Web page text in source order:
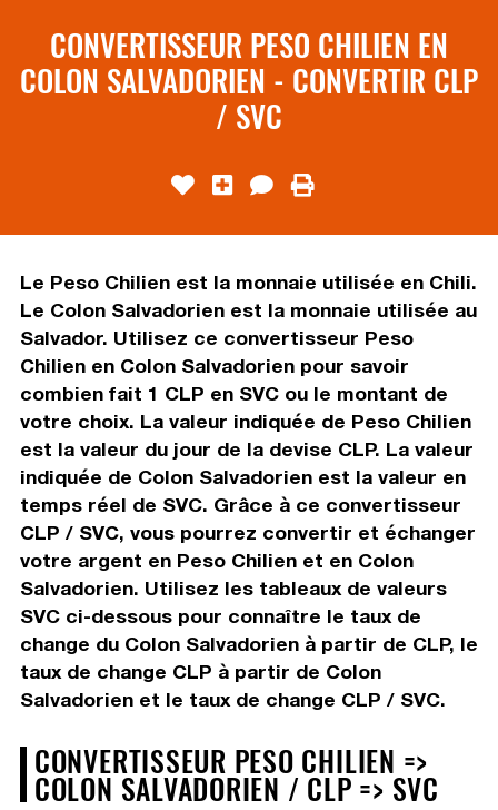
CONVERTISSEUR PESO CHILIEN EN
COLON SALVADORIEN - CONVERTIR CLP
/ SVC
Le Peso Chilien est la monnaie utilisée en Chili.
Le Colon Salvadorien est la monnaie utilisée au
Salvador. Utilisez ce convertisseur Peso
Chilien en Colon Salvadorien pour savoir
combien fait 1 CLP en SVC ou le montant de
votre choix. La valeur indiquée de Peso Chilien
est la valeur du jour de la devise CLP. La valeur
indiquée de Colon Salvadorien est la valeur en
temps réel de SVC. Grâce à ce convertisseur
CLP / SVC, vous pourrez convertir et échanger
votre argent en Peso Chilien et en Colon
Salvadorien. Utilisez les tableaux de valeurs
SVC ci-dessous pour connaître le taux de
change du Colon Salvadorien à partir de CLP, le
taux de change CLP à partir de Colon
Salvadorien et le taux de change CLP / SVC.
CONVERTISSEUR PESO CHILIEN =>
COLON SALVADORIEN / CLP => SVC